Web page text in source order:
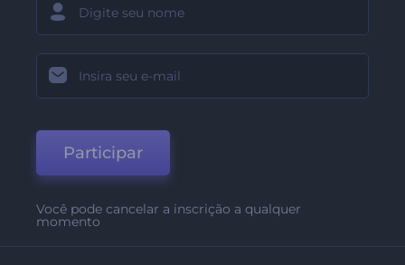
Participar
Você pode cancelar a inscrição a qualquer
momento